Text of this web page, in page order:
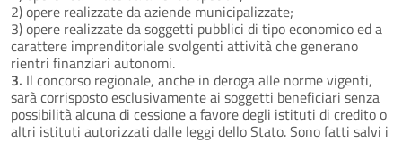
2) opere realizzate da aziende municipalizzate;
3) opere realizzate da soggetti pubblici di tipo economico ed a
carattere imprenditoriale svolgenti attività che generano
rientri finanziari autonomi.
3. Il concorso regionale, anche in deroga alle norme vigenti,
sarà corrisposto esclusivamente ai soggetti beneficiari senza
possibilità alcuna di cessione a favore degli istituti di credito o
altri istituti autorizzati dalle leggi dello Stato. Sono fatti salvi i